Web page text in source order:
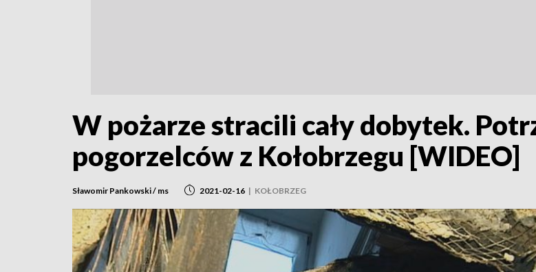
W pożarze stracili cały dobytek.
pogorzelców z Kołobrzegu [WIDEO]
Sławomir Pankowski / ms 2021-02-16 | KOŁOBRZEG